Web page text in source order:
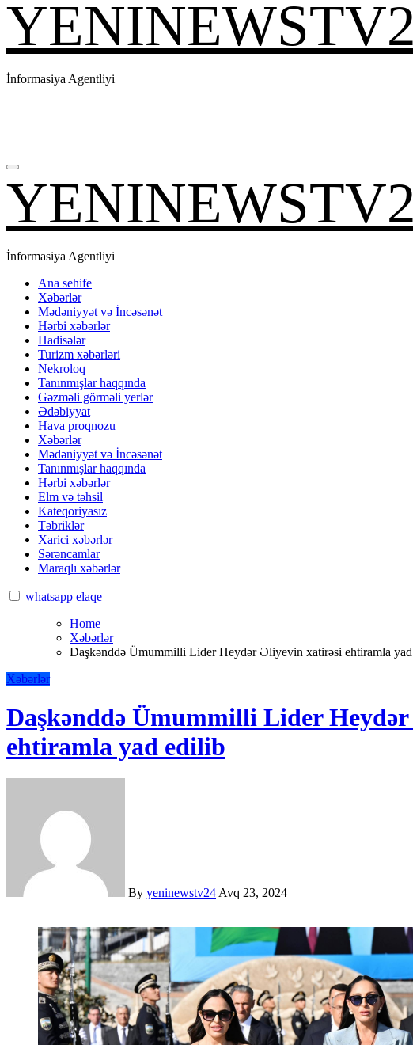
İnformasiya Agentliyi
İnformasiya Agentliyi
Ana sehife
Xəbərlər
Mədəniyyət və İncəsənət
Hərbi xəbərlər
Hadisələr
Turizm xəbərləri
Nekroloq
Tanınmışlar haqqında
Gəzməli görməli yerlər
Ədəbiyyat
Hava proqnozu
Xəbərlər
Mədəniyyət və İncəsənət
Tanınmışlar haqqında
Hərbi xəbərlər
Elm və təhsil
Kateqoriyasız
Təbriklər
Xarici xəbərlər
Sərəncamlar
Maraqlı xəbərlər
whatsapp elaqe
Home
Xəbərlər
Daşkənddə Ümummilli Lider Heydər Əliyevin xatirəsi ehtiramla
Xəbərlər
Daşkənddə Ümummilli Lider
ehtiramla yad edilib
By yeninewstv24 Avq 23, 2024